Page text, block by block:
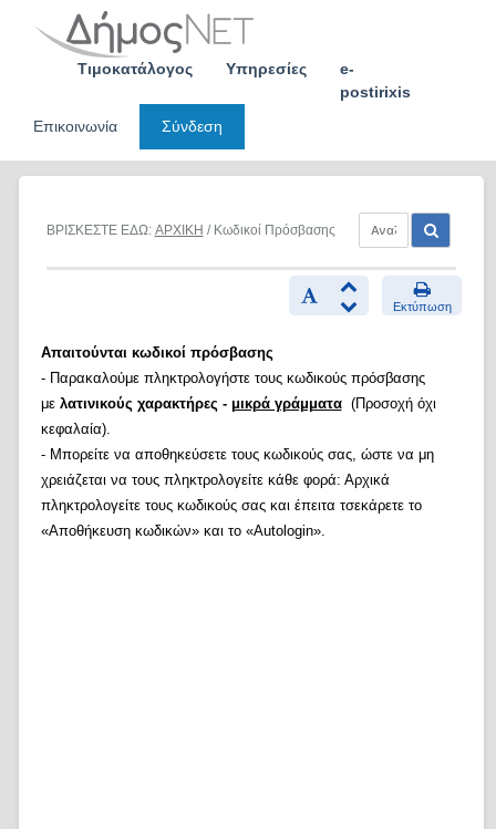
Τιμοκατάλογος Υπηρεσίες
e-
postirixis
Επικοινωνία
Σύνδεση
ΒΡΙΣΚΕΣΤΕ ΕΔΩ: ΑΡΧΙΚΗ / Κωδικοί Πρόσβασης
Εκτύπωση
Απαιτούνται κωδικοί πρόσβασης
- Παρακαλούμε πληκτρολογήστε τους κωδικούς πρόσβασης
με λατινικούς χαρακτήρες - μικρά γράμματα(Προσοχή όχι
κεφαλαία).
- Μπορείτε να αποθηκεύσετε τους κωδικούς σας, ώστε να μη
χρειάζεται να τους πληκτρολογείτε κάθε φορά: Αρχικά
πληκτρολογείτε τους κωδικούς σας και έπειτα τσεκάρετε το
«Αποθήκευση κωδικών» και το «Autologin».